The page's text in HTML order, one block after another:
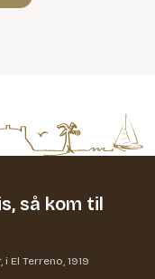
så kom til
El Terreno, 1919